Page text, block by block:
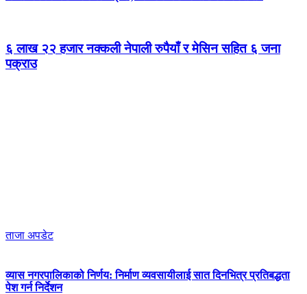
६ लाख २२ हजार नक्कली नेपाली रुपैयाँ र मेसिन सहित ६ जना
पक्राउ
ताजा अपडेट
व्यास नगरपालिकाको निर्णय: निर्माण व्यवसायीलाई सात दिनभित्र प्रतिबद्धता
पेश गर्न निर्देशन